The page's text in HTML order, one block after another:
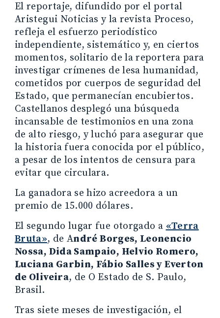
El reportaje, difundido por el portal
Aristegui Noticias y la revista Proceso,
refleja el esfuerzo periodístico
independiente, sistemático y, en ciertos
momentos, solitario de la reportera para
investigar crímenes de lesa humanidad,
cometidos por cuerpos de seguridad del
Estado, que permanecían encubiertos.
Castellanos desplegó una búsqueda
incansable de testimonios en una zona
de alto riesgo, y luchó para asegurar que
la historia fuera conocida por el público,
a pesar de los intentos de censura para
evitar que circulara.
La ganadora se hizo acreedora a un
premio de 15.000 dólares.
El segundo lugar fue otorgado a«Terra
Bruta», de André Borges, Leonencio
Nossa, Dida Sampaio, Helvio Romero,
Luciana Garbin, Fábio Salles y Everton
de Oliveira, de O Estado de S. Paulo,
Brasil.
Tras siete meses de investigación, el